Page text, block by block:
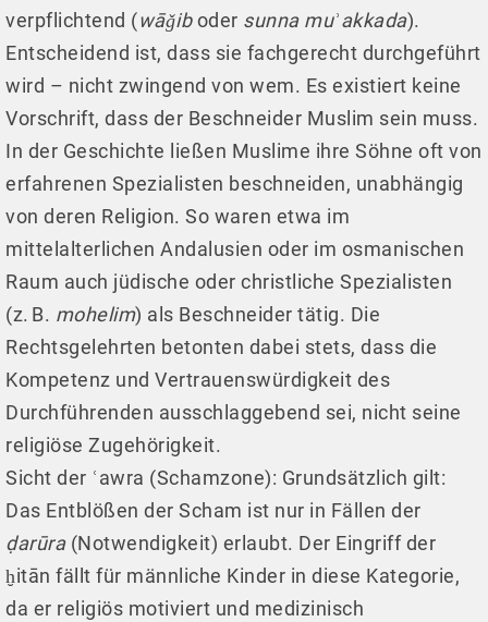
verpflichtend (wāǧiboder sunna muʾakkada).
Entscheidend ist, dass sie fachgerecht durchgeführt
wird – nicht zwingend von wem. Es existiert keine
Vorschrift, dass der Beschneider Muslim sein muss.
In der Geschichte ließen Muslime ihre Söhne oft von
erfahrenen Spezialisten beschneiden, unabhängig
von deren Religion. So waren etwa im
mittelalterlichen Andalusien oder im osmanischen
Raum auch jüdische oder christliche Spezialisten
(z. B. mohelim) als Beschneider tätig. Die
Rechtsgelehrten betonten dabei stets, dass die
Kompetenz und Vertrauenswürdigkeit des
Durchführenden ausschlaggebend sei, nicht seine
religiöse Zugehörigkeit.
Sicht der ʿawra (Schamzone): Grundsätzlich gilt:
Das Entblößen der Scham ist nur in Fällen der
ḍarūra(Notwendigkeit) erlaubt. Der Eingriff der
ḫitān fällt für männliche Kinder in diese Kategorie,
da er religiös motiviert und medizinisch